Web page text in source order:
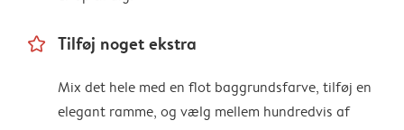
star_outline Tilføj noget ekstra
Mix det hele med en flot baggrundsfarve, tilføj en
elegant ramme, og vælg mellem hundredvis af